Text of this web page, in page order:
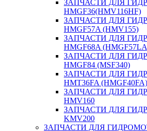
ЗАПЧАСТИ ДЛЯ
HMGF36(HMV116HF)
ЗАПЧАСТИ ДЛЯ
HMGF57A (HMV155)
ЗАПЧАСТИ ДЛЯ
HMGF68A
ЗАПЧАСТИ ДЛЯ
HMGF84 (MSF340)
ЗАПЧАСТИ ДЛЯ
HMT36FA (HMGF40FA)
ЗАПЧАСТИ ДЛЯ
HMV160
ЗАПЧАСТИ ДЛЯ
KMV200
ЗАПЧАСТИ ДЛЯ